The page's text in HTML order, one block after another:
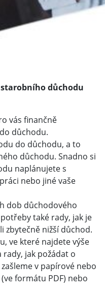
důchodu
vás finančně
důchodu.
do důchodu, a to
důchodu. Snadno si
naplánujete s
nebo jiné vaše
dob důchodového
také rady, jak je
zbytečně nižší důchod.
ve které najdete výše
jak požádat o
v papírové nebo
formátu PDF) nebo